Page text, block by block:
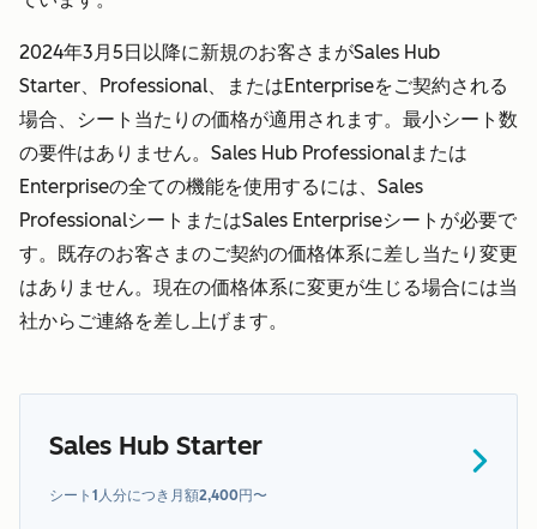
2024年3月5日以降に新規のお客さまがSales Hub
Starter、Professional、またはEnterpriseをご契約される
場合、シート当たりの価格が適用されます。最小シート数
の要件はありません。Sales Hub Professionalまたは
Enterpriseの全ての機能を使用するには、Sales
ProfessionalシートまたはSales Enterpriseシートが必要で
す。既存のお客さまのご契約の価格体系に差し当たり変更
はありません。現在の価格体系に変更が生じる場合には当
社からご連絡を差し上げます。
Sales Hub Starter
シート1人分につき月額2,400円〜